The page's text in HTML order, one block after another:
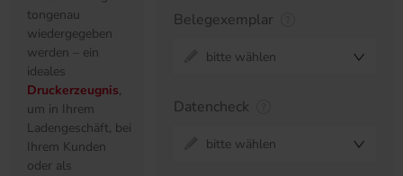
tongenau
wiedergegeben
werden – ein
ideales
Druckerzeugnis,
um in Ihrem
Ladengeschäft, bei
Ihrem Kunden
oder als
Belegexemplar
bitte wählen
Datencheck
bitte wählen